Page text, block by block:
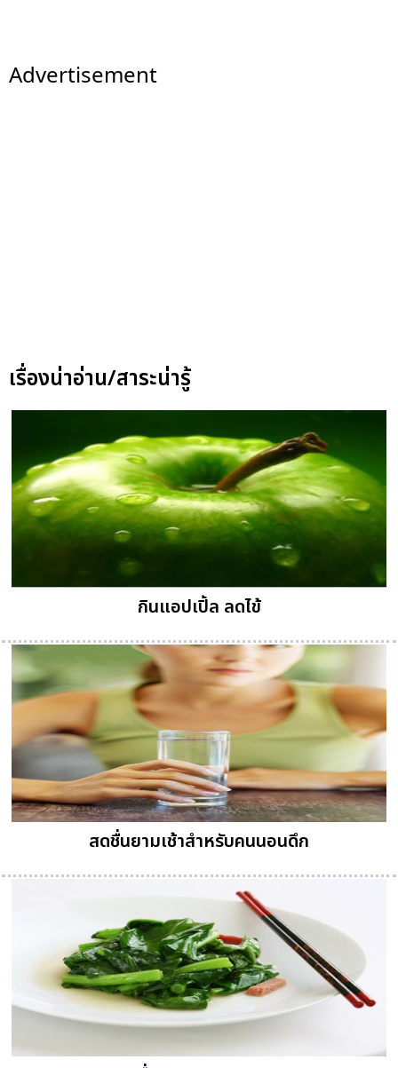
Advertisement
เรื่องน่าอ่าน/สาระน่ารู้
กินแอปเปิ้ล ลดไข้
สดชื่นยามเช้าสำหรับคนนอนดึก